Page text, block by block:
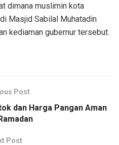
dimana muslimin kota
Masjid Sabilal Muhatadin
kediaman gubernur tersebut.
Post
dan Harga Pangan Aman
Post